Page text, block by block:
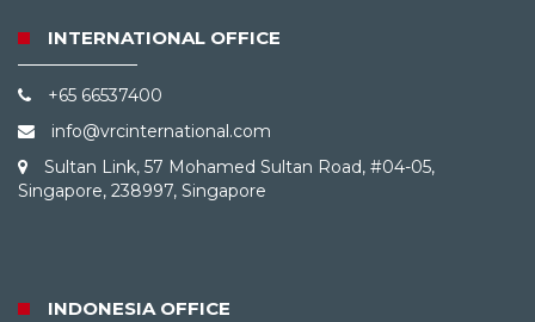
INTERNATIONAL OFFICE
+65 66537400
info@vrcinternational.com
Sultan Link, 57 Mohamed Sultan Road, #04-05,
Singapore, 238997, Singapore
INDONESIA OFFICE